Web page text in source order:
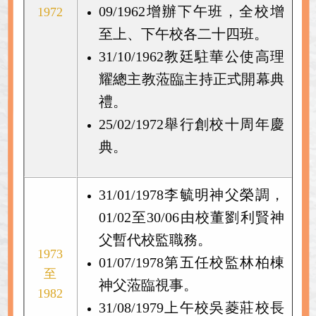
1972
09/1962增辦下午班，全校增
至上、下午校各二十四班。
31/10/1962教廷駐華公使高理
耀總主教蒞臨主持正式開幕典
禮。
25/02/1972舉行創校十周年慶
典。
1973
至
1982
31/01/1978李毓明神父榮調，
01/02至30/06由校董劉利賢神
父暫代校監職務。
01/07/1978第五任校監林柏棟
神父蒞臨視事。
31/08/1979上午校吳菱莊校長